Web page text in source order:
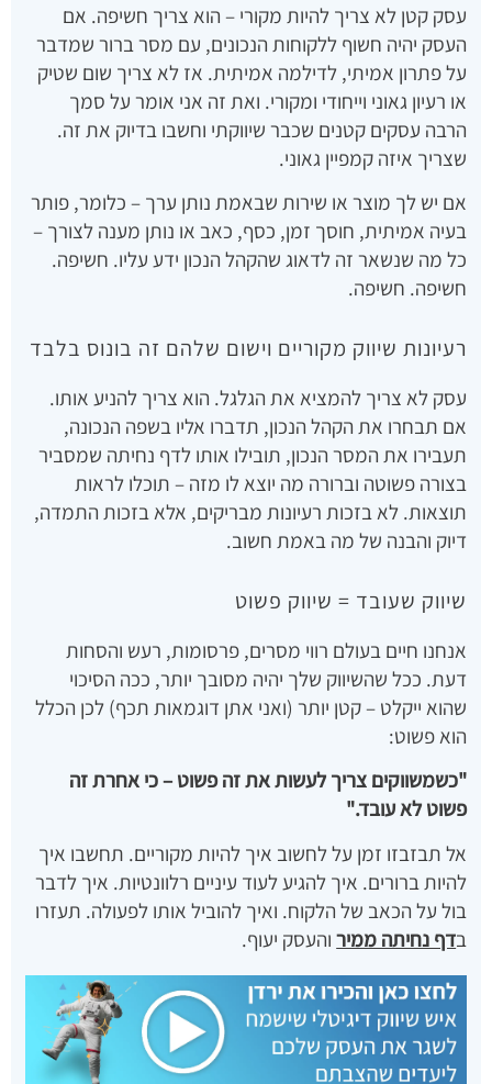
עסק קטן לא צריך להיות מקורי – הוא צריך חשיפה. אם
העסק יהיה חשוף ללקוחות הנכונים, עם מסר ברור שמדבר
על פתרון אמיתי, לדילמה אמיתית. אז לא צריך שום שטיק
או רעיון גאוני וייחודי ומקורי. ואת זה אני אומר על סמך
הרבה עסקים קטנים שכבר שיווקתי וחשבו בדיוק את זה.
שצריך איזה קמפיין גאוני.
אם יש לך מוצר או שירות שבאמת נותן ערך – כלומר, פותר
בעיה אמיתית, חוסך זמן, כסף, כאב או נותן מענה לצורך –
כל מה שנשאר זה לדאוג שהקהל הנכון ידע עליו. חשיפה.
חשיפה. חשיפה.
רעיונות שיווק מקוריים וישום שלהם זה בונוס בלבד
עסק לא צריך להמציא את הגלגל. הוא צריך להניע אותו.
אם תבחרו את הקהל הנכון, תדברו אליו בשפה הנכונה,
תעבירו את המסר הנכון, תובילו אותו לדף נחיתה שמסביר
בצורה פשוטה וברורה מה יוצא לו מזה – תוכלו לראות
תוצאות. לא בזכות רעיונות מבריקים, אלא בזכות התמדה,
דיוק והבנה של מה באמת חשוב.
שיווק שעובד = שיווק פשוט
אנחנו חיים בעולם רווי מסרים, פרסומות, רעש והסחות
דעת. ככל שהשיווק שלך יהיה מסובך יותר, ככה הסיכוי
שהוא ייקלט – קטן יותר (ואני אתן דוגמאות תכף) לכן הכלל
הוא פשוט:
"כשמשווקים צריך לעשות את זה פשוט – כי אחרת זה
פשוט לא עובד."
אל תבזבזו זמן על לחשוב איך להיות מקוריים. תחשבו איך
להיות ברורים. איך להגיע לעוד עיניים רלוונטיות. איך לדבר
בול על הכאב של הלקוח. ואיך להוביל אותו לפעולה. תעזרו
בדף נחיתה ממירוהעסק יעוף.